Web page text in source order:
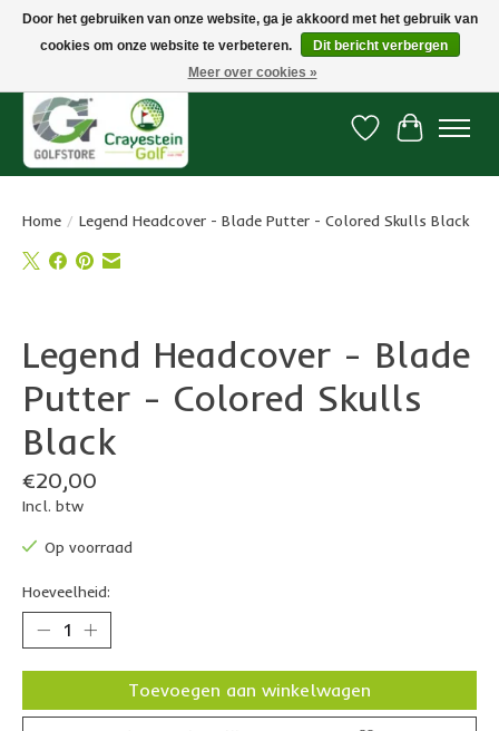
Snelle levering, gratis vanaf € 100. Onze oncourse Golfshop in Dordrecht is
Verlanglijst
Home / Legend Headcover - Blade Putter - Colored Skulls Black
Legend Headcover - Blade
Putter - Colored Skulls
Black
€20,00
Incl. btw
Op voorraad
Hoeveelheid:
Toevoegen aan winkelwagen
Door het gebruiken van onze website, ga je akkoord met het gebruik van
cookies om onze website te verbeteren.
Dit bericht verbergen
Meer over cookies »